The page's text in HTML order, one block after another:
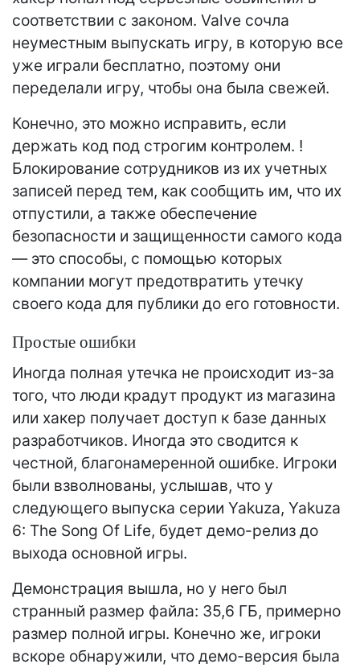
соответствии с законом. Valve сочла
неуместным выпускать игру, в которую все
уже играли бесплатно, поэтому они
переделали игру, чтобы она была свежей.
Конечно, это можно исправить, если
держать код под строгим контролем. !
Блокирование сотрудников из их учетных
записей перед тем, как сообщить им, что их
отпустили, а также обеспечение
безопасности и защищенности самого кода
— это способы, с помощью которых
компании могут предотвратить утечку
своего кода для публики до его готовности.
Простые ошибки
Иногда полная утечка не происходит из-за
того, что люди крадут продукт из магазина
или хакер получает доступ к базе данных
разработчиков. Иногда это сводится к
честной, благонамеренной ошибке. Игроки
были взволнованы, услышав, что у
следующего выпуска серии Yakuza, Yakuza
6: The Song Of Life, будет демо-релиз до
выхода основной игры.
Демонстрация вышла, но у него был
странный размер файла: 35,6 ГБ, примерно
размер полной игры. Конечно же, игроки
вскоре обнаружили, что демо-версия была